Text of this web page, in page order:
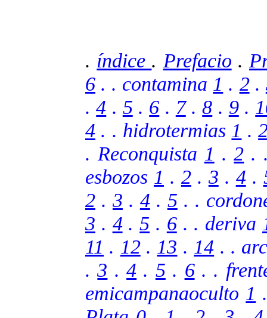
. índice . Prefacio .
6 . . contamina 1 . 2.
.4 . 5 . 6 . 7.8 . 9.
4 . . hidrotermias 1 .
. Reconquista 1 .2 .
esbozos 1 . 2. 3 . 4.
2 . 3 . 4. 5 . .
3 . 4.5 . 6. . deriva
11 . 12. 13 . 14 . .
.3 .4 . 5 . 6. .
emicampanaoculto 1